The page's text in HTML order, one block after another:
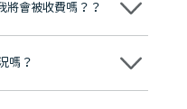
貝爾種植系統全球放心植牙中
，受到粵港澳大灣區及周邊城
深圳設有八大分院，香港亦設
以隨時預約免費咨詢，讓人十
將會被收費嗎？？
被收取任何費用。
嗎？
對應的價錢，顧客同意並簽字